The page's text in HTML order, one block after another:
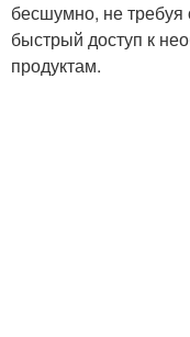
бесшумно, не
быстрый доступ к
продуктам.